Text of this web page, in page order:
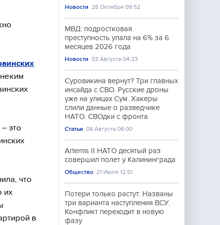
это
что
их
в
Новости 28 Октября 09:52
МВД: подростковая
преступность упала на 6% за 6
месяцев 2026 года
Новости 03 Августа 04:23
Суровикина вернут? Три главных
инсайда с СВО. Русские дроны
уже на улицах Сум. Хакеры
слили данные о разведчике
НАТО. СВОдки с фронта
Статьи 08 Августа 06:00
Artemis II НАТО десятый раз
совершил полет у Калининграда
Общество 21 Июля 12:51
Потери только растут: Названы
три варианта наступления ВСУ.
Конфликт переходит в новую
фазу